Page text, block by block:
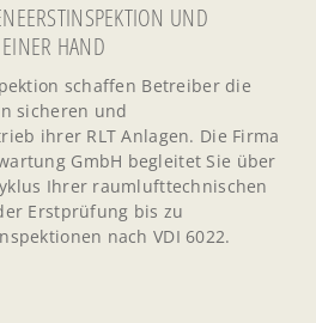
UND
HAND
schaffen Betreiber die
sicheren und
ihrer RLT Anlagen. Die Firma
GmbH begleitet Sie über
Ihrer raumlufttechnischen
Erstprüfung bis zu
nach VDI 6022.